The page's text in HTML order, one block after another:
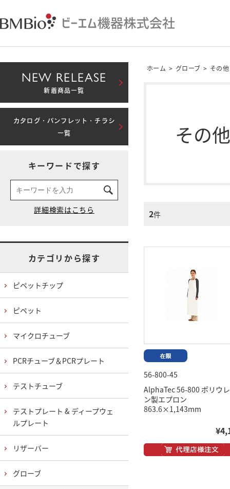
ホーム > グローブ > その他
その他
2件
56-800-45
AlphaTec 56-800 ポリウ
ン製エプロン
863.6×1,143mm
NEW RELEASE
新着商品一覧
カタログ・パンフレット・チラシ
一覧
キーワードで探す
カテゴリから探す
ピペットチップ
ピペット
マイクロチューブ
PCRチューブ＆PCRプレート
テストチューブ
テストプレート & ディープウェ
ルプレート
リザーバー
グローブ